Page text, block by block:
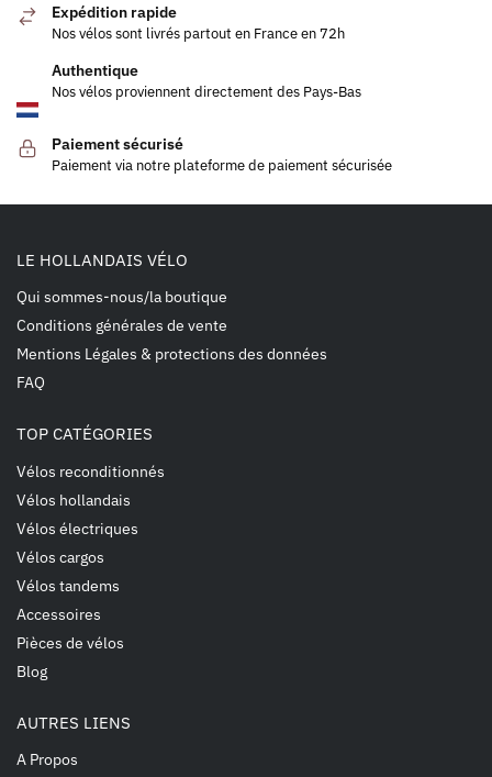
Expédition rapide
Nos vélos sont livrés partout en France en 72h
Authentique
Nos vélos proviennent directement des Pays-Bas
Paiement sécurisé
Paiement via notre plateforme de paiement sécurisée
LE HOLLANDAIS VÉLO
Qui sommes-nous/la boutique
Conditions générales de vente
Mentions Légales & protections des données
FAQ
TOP CATÉGORIES
Vélos reconditionnés
Vélos hollandais
Vélos électriques
Vélos cargos
Vélos tandems
Accessoires
Pièces de vélos
Blog
AUTRES LIENS
A Propos